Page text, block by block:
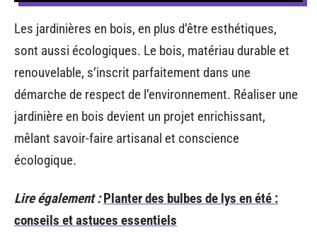
Les jardinières en bois, en plus d’être esthétiques,
sont aussi écologiques. Le bois, matériau durable et
renouvelable, s’inscrit parfaitement dans une
démarche de respect de l’environnement. Réaliser une
jardinière en bois devient un projet enrichissant,
mêlant savoir-faire artisanal et conscience
écologique.
Lire également : Planter des bulbes de lys en été :
conseils et astuces essentiels